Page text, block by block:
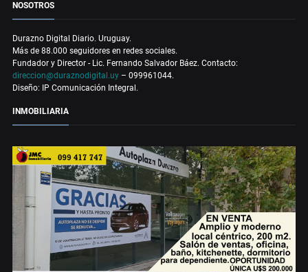
NOSOTROS
Durazno Digital Diario. Uruguay.
Más de 88.000 seguidores en redes sociales.
Fundador y Director - Lic. Fernando Salvador Báez. Contacto:
direccion@duraznodigital.uy – 099961044.
Diseño: IP Comunicación Integral.
INMOBILIARIA